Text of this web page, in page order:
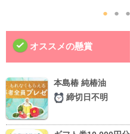
● ● ●
オススメの懸賞
本島椿 純椿油
締切日不明